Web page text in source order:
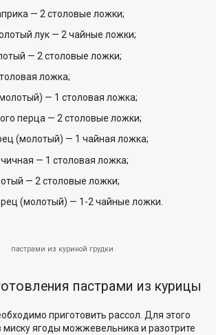
— 2 столовые ложки;
лук — 2 чайные ложки;
— 2 столовые ложки;
ложка;
— 1 столовая ложка;
перца — 2 столовые ложки;
(молотый) — 1 чайная ложка;
— 1 столовая ложка;
— 2 столовые ложки;
(молотый) — 1-2 чайные ложки.
пастрами из куриной грудки
пастрами из курицы
приготовить рассол. Для этого
миску ягоды можжевельника и разотрите